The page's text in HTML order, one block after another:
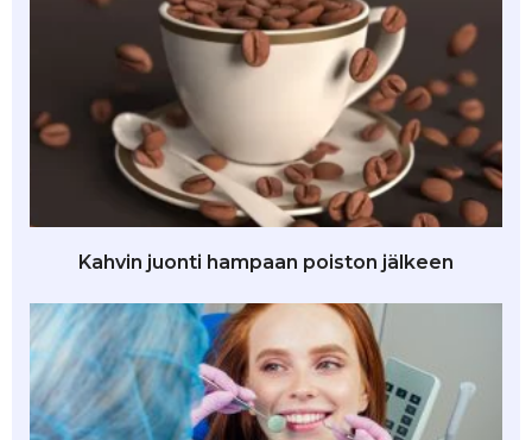
Kahvin juonti hampaan poiston jälkeen